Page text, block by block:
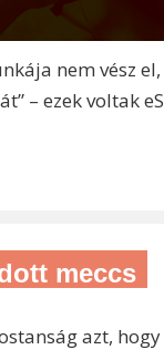
nem vész
– ezek voltak
meccs
azt,